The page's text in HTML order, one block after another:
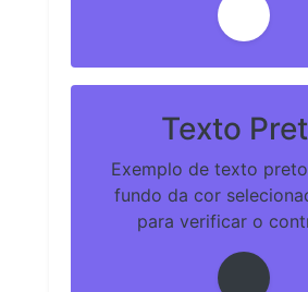
Texto
Exemplo de texto
fundo da cor
para verificar o